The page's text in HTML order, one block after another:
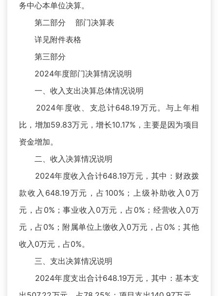
务中心本单位决算。
第二部分 部门决算表
详见附件表格
第三部分
2024年度部门决算情况说明
一、收入支出决算总体情况说明
2024年度收、支总计648.19万元。与上年相
比，增加59.83万元，增长10.17%，主要是因为项目
资金增加。
二、收入决算情况说明
2024年度收入合计648.19万元，其中：财政拨
款收入648.19万元，占100%；上级补助收入0万
元，占0%；事业收入0万元，占0%；经营收入0万
元，占0%；附属单位上缴收入0万元，占0%；其他
收入0万元，占0%。
三、支出决算情况说明
2024年度支出合计648.19万元，其中：基本支